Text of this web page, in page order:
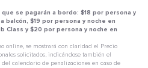
se pagarán a bordo: $18 por persona y
$19 por persona y noche en
Class y $20 por persona y noche en
online, se mostrará con claridad el Precio
solicitados, indicándose también el
calendario de penalizaciones en caso de